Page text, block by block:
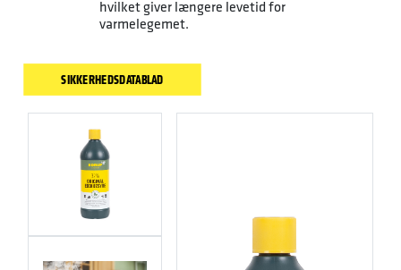
hvilket giver længere levetid for
varmelegemet.
SIKKERHEDSDATABLAD